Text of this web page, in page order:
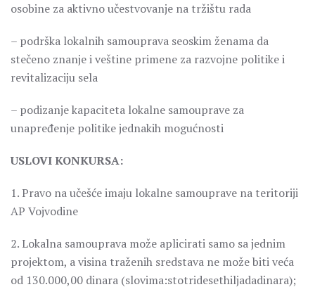
osobine za aktivno učestvovanje na tržištu rada
– podrška lokalnih samouprava seoskim ženama da
stečeno znanje i veštine primene za razvojne politike i
revitalizaciju sela
– podizanje kapaciteta lokalne samouprave za
unapređenje politike jednakih mogućnosti
USLOVI KONKURSA:
1. Pravo na učešće imaju lokalne samouprave na teritoriji
AP Vojvodine
2. Lokalna samouprava može aplicirati samo sa jednim
projektom, a visina traženih sredstava ne može biti veća
od 130.000,00 dinara (slovima:stotridesethiljadadinara);